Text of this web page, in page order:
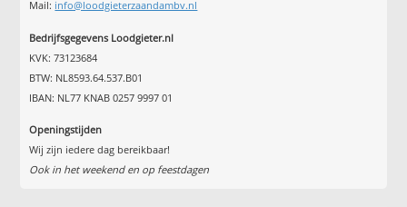
Mail: info@loodgieterzaandambv.nl
Bedrijfsgegevens Loodgieter.nl
KVK: 73123684
BTW: NL8593.64.537.B01
IBAN: NL77 KNAB 0257 9997 01
Openingstijden
Wij zijn iedere dag bereikbaar!
Ook in het weekend en op feestdagen